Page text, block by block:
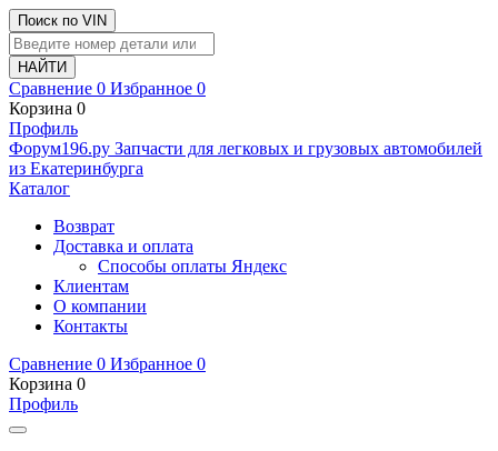
Поиск по VIN
Сравнение 0 Избранное 0
Корзина 0
Профиль
Фoрум196.ру Запчасти для легковых и грузовых автомобилей
из Екатеринбурга
Каталог
Возврат
Доставка и оплата
Способы оплаты Яндекс
Клиентам
О компании
Контакты
Сравнение 0 Избранное 0
Корзина 0
Профиль